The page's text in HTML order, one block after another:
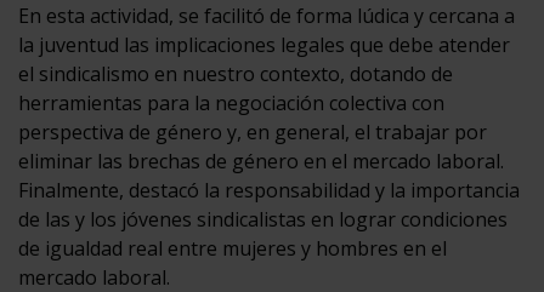
En esta actividad, se facilitó de forma lúdica y cercana a
la juventud las implicaciones legales que debe atender
el sindicalismo en nuestro contexto, dotando de
herramientas para la negociación colectiva con
perspectiva de género y, en general, el trabajar por
eliminar las brechas de género en el mercado laboral.
Finalmente, destacó la responsabilidad y la importancia
de las y los jóvenes sindicalistas en lograr condiciones
de igualdad real entre mujeres y hombres en el
mercado laboral.